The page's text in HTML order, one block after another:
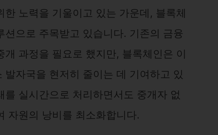
노력을 기울이고 있는 가운데, 블록체
으로 주목받고 있습니다. 기존의 금융
과정을 필요로 했지만, 블록체인은 이
자국을 현저히 줄이는 데 기여하고 있
실시간으로 처리하면서도 중개자 없
자원의 낭비를 최소화합니다.